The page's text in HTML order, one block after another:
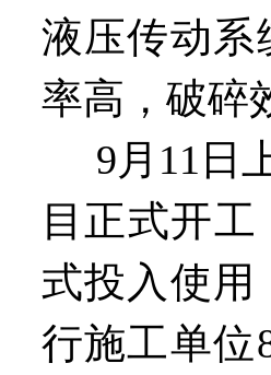
液压传动系
率高，破碎
9月11日
目正式开
式投入使用
行施工单位